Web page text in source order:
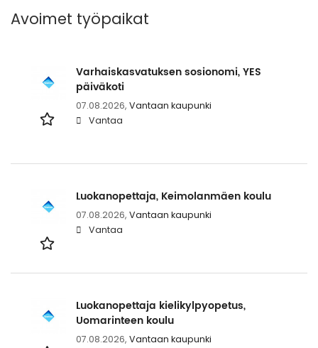
Avoimet työpaikat
Varhaiskasvatuksen sosionomi, YES
päiväkoti
07.08.2026, Vantaan kaupunki
Vantaa
Luokanopettaja, Keimolanmäen koulu
07.08.2026, Vantaan kaupunki
Vantaa
Luokanopettaja kielikylpyopetus,
Uomarinteen koulu
07.08.2026, Vantaan kaupunki